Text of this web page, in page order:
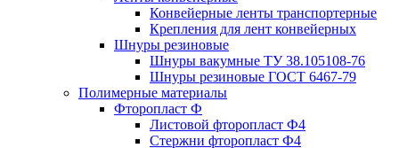
Конвейерные ленты транспортерные
Крепления для лент конвейерных
Шнуры резиновые
Шнуры вакумные ТУ 38.105108-76
Шнуры резиновые ГОСТ 6467-79
Полимерные материалы
Фторопласт Ф
Листовой фторопласт Ф4
Стержни фторопласт Ф4